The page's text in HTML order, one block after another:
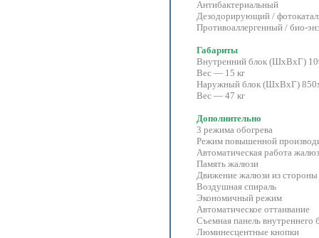
Антибактериальный
Дезодорирующий /
Противоаллергенный / био-
Габариты
Внутренний блок (ШхВхГ)
Вес — 15 кг
Наружный блок (ШхВхГ)
Вес — 47 кг
Дополнительно
3 режима обогрева
Режим повышенной
Автоматическая работа жалюз
Память жалюзи
Движение жалюзи из стороны
Воздушная спираль
Экономичный режим
Автоматическое оттаивание
Съемная панель внутреннего
Люминесцентные кнопки